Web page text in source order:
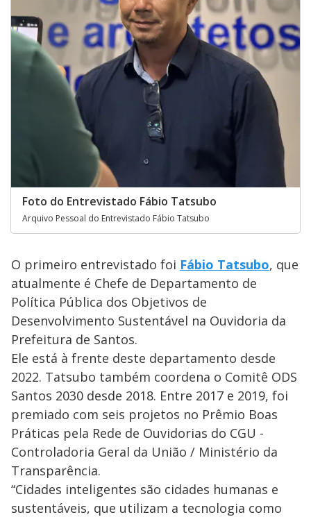
Foto do Entrevistado Fábio Tatsubo
Arquivo Pessoal do Entrevistado Fábio Tatsubo
O primeiro entrevistado foi Fábio Tatsubo, que
atualmente é Chefe de Departamento de
Política Pública dos Objetivos de
Desenvolvimento Sustentável na Ouvidoria da
Prefeitura de Santos.
Ele está à frente deste departamento desde
2022. Tatsubo também coordena o Comitê ODS
Santos 2030 desde 2018. Entre 2017 e 2019, foi
premiado com seis projetos no Prêmio Boas
Práticas pela Rede de Ouvidorias do CGU -
Controladoria Geral da União / Ministério da
Transparência.
“Cidades inteligentes são cidades humanas e
sustentáveis, que utilizam a tecnologia como